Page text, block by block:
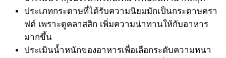
ประเภทกระดาษที่ได้รับความนิยมมักเป็นกระดาษครา
ฟต์ เพราะดูคลาสสิก เพิ่มความน่าทานให้กับอาหาร
มากขึ้น
ประเมินน้ำหนักของอาหารเพื่อเลือกระดับความหนา